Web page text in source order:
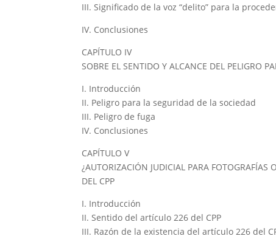
III. Significado de la voz “delito” para la
IV. Conclusiones
CAPÍTULO IV
SOBRE EL SENTIDO Y ALCANCE DEL PELIGRO
I. Introducción
II. Peligro para la seguridad de la sociedad
III. Peligro de fuga
IV. Conclusiones
CAPÍTULO V
¿AUTORIZACIÓN JUDICIAL PARA FOTOGRAFÍAS
DEL CPP
I. Introducción
II. Sentido del artículo 226 del CPP
III. Razón de la existencia del artículo 226 del